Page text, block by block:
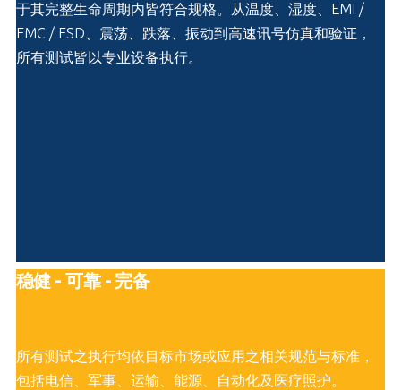
于其完整生命周期内皆符合规格。从温度、湿度、EMI /
EMC / ESD、震荡、跌落、振动到高速讯号仿真和验证，
所有测试皆以专业设备执行。
稳健 - 可靠 - 完备
所有测试之执行均依目标市场或应用之相关规范与标准，
包括电信、军事、运输、能源、自动化及医疗照护。